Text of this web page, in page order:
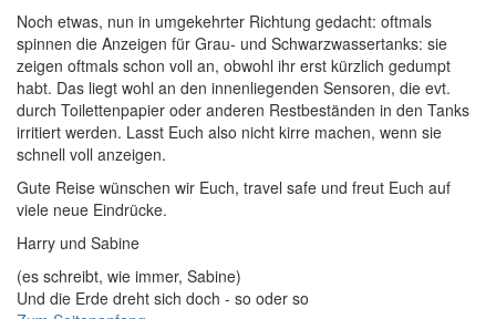
Noch etwas, nun in umgekehrter Richtung gedacht: oftmals
spinnen die Anzeigen für Grau- und Schwarzwassertanks: sie
zeigen oftmals schon voll an, obwohl ihr erst kürzlich gedumpt
habt. Das liegt wohl an den innenliegenden Sensoren, die evt.
durch Toilettenpapier oder anderen Restbeständen in den Tanks
irritiert werden. Lasst Euch also nicht kirre machen, wenn sie
schnell voll anzeigen.
Gute Reise wünschen wir Euch, travel safe und freut Euch auf
viele neue Eindrücke.
Harry und Sabine
(es schreibt, wie immer, Sabine)
Und die Erde dreht sich doch - so oder so